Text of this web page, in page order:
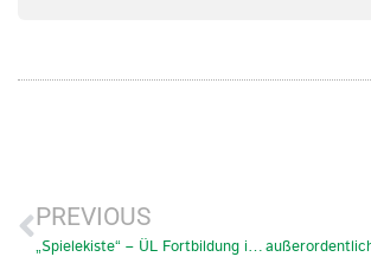
PREVIOUS
„Spielekiste“ – ÜL Fortbildung in Präsenz!